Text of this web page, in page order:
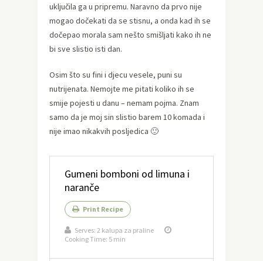
uključila ga u pripremu. Naravno da prvo nije
mogao dočekati da se stisnu, a onda kad ih se
dočepao morala sam nešto smišljati kako ih ne
bi sve slistio isti dan.
Osim što su fini i djecu vesele, puni su
nutrijenata. Nemojte me pitati koliko ih se
smije pojesti u danu – nemam pojma. Znam
samo da je moj sin slistio barem 10 komada i
nije imao nikakvih posljedica 🙂
Gumeni bomboni od limuna i
naranče
Print Recipe
Serves: 2 kalupa za praline
Cooking Time: 5 min